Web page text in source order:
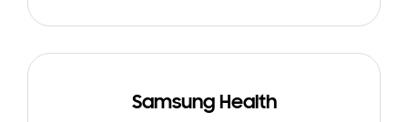
Samsung Health